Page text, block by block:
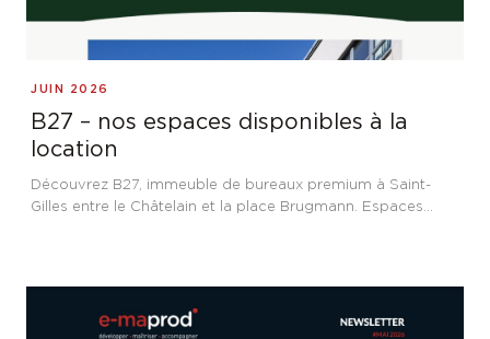
JUIN 2026
B27 – nos espaces disponibles à la
location
Découvrez B27, immeuble de bureaux premium à Saint-
Gilles entre le Châtelain et la place Brugmann. Espaces